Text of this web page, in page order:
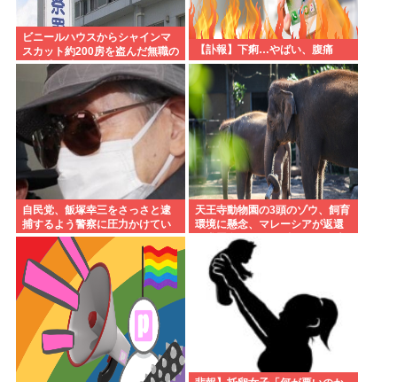
ビニールハウスからシャインマ
スカット約200房を盗んだ無職の
男逮捕 岡山
【訃報】下痢…やばい、腹痛
自民党、飯塚幸三をさっさと逮
捕するよう警察に圧力かけてい
たwww
天王寺動物園の3頭のゾウ、飼育
環境に懸念、マレーシアが返還
要求署名17万人。酷すぎる日本
の動物園